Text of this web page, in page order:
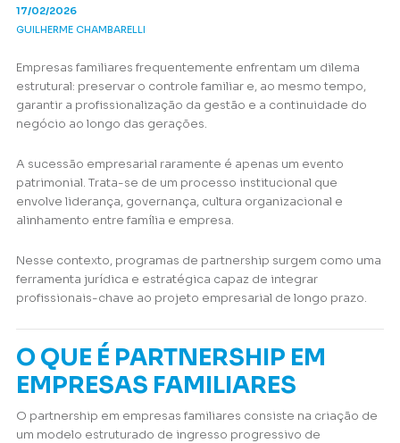
17/02/2026
GUILHERME CHAMBARELLI
Empresas familiares frequentemente enfrentam um dilema
estrutural: preservar o controle familiar e, ao mesmo tempo,
garantir a profissionalização da gestão e a continuidade do
negócio ao longo das gerações.
A sucessão empresarial raramente é apenas um evento
patrimonial. Trata-se de um processo institucional que
envolve liderança, governança, cultura organizacional e
alinhamento entre família e empresa.
Nesse contexto, programas de partnership surgem como uma
ferramenta jurídica e estratégica capaz de integrar
profissionais-chave ao projeto empresarial de longo prazo.
O QUE É PARTNERSHIP EM
EMPRESAS FAMILIARES
O partnership em empresas familiares consiste na criação de
um modelo estruturado de ingresso progressivo de